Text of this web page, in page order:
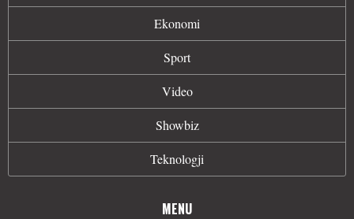
Ekonomi
Sport
Video
Showbiz
Teknologji
MENU